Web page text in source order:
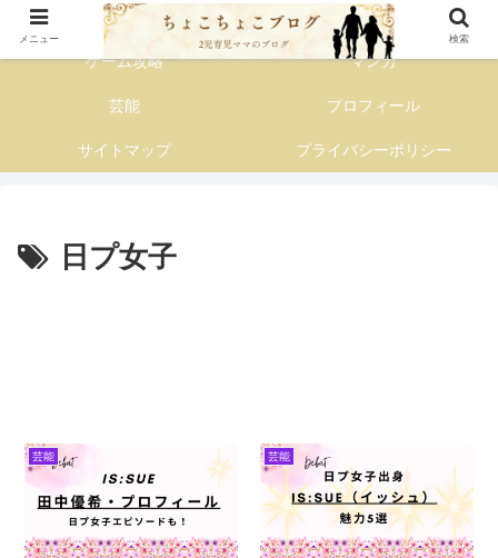
子育て主婦の情報発信ブログ
ゲーム攻略 マンガ
芸能 プロフィール
サイトマップ プライバシーポリシー
日プ女子
芸能 芸能
メニュー 検索